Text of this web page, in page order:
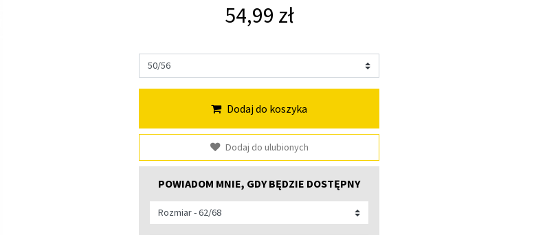
54,99 zł
Dodaj do koszyka
Dodaj do ulubionych
POWIADOM MNIE, GDY BĘDZIE DOSTĘPNY